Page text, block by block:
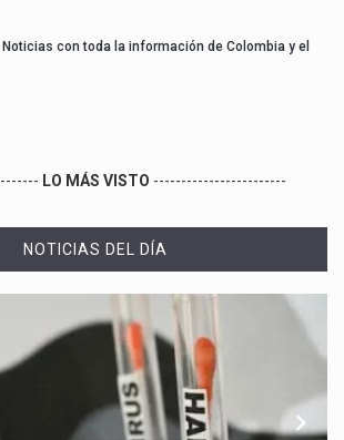
con toda la información de Colombia y el
LO MÁS VISTO ------------------------
NOTICIAS DEL DÍA